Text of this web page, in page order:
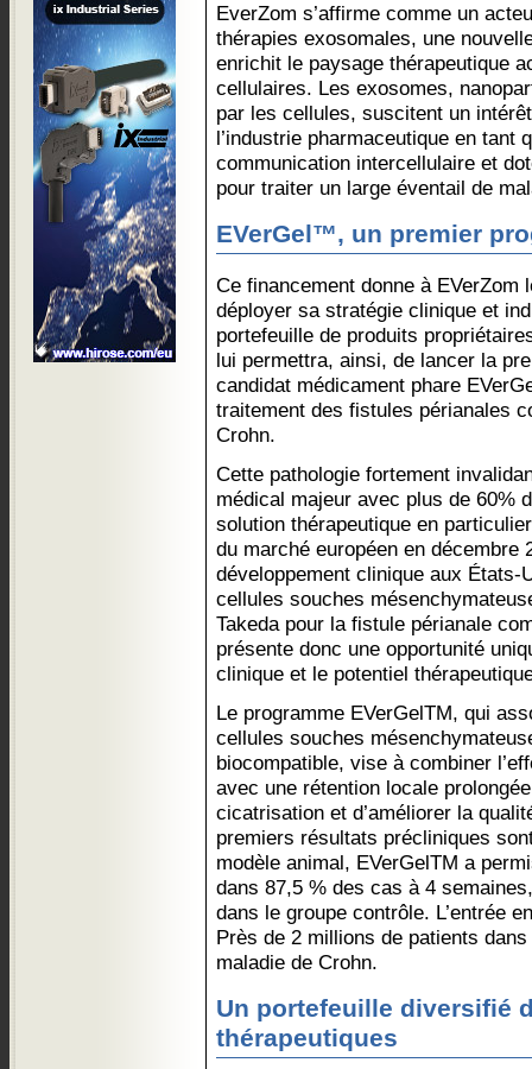
EverZom s’affirme comme un
thérapies exosomales, une
enrichit le paysage thérapeutique
cellulaires. Les exosomes,
par les cellules, suscitent un
l’industrie pharmaceutique en tant
communication intercellulaire et
pour traiter un large éventail de
EVerGel™, un premier
Ce financement donne à EVerZom
déployer sa stratégie clinique et
portefeuille de produits
lui permettra, ainsi, de lancer la
candidat médicament phare
traitement des fistules périanales
Crohn.
Cette pathologie fortement
médical majeur avec plus de 60%
solution thérapeutique en
du marché européen en décembre
développement clinique aux
cellules souches
Takeda pour la fistule périanale
présente donc une opportunité
clinique et le potentiel
Le programme EVerGelTM, qui
cellules souches
biocompatible, vise à combiner
avec une rétention locale
cicatrisation et d’améliorer la
premiers résultats précliniques
modèle animal, EVerGelTM a
dans 87,5 % des cas à 4
dans le groupe contrôle. L’entrée
Près de 2 millions de patients
maladie de Crohn.
Un portefeuille diversifié
thérapeutiques